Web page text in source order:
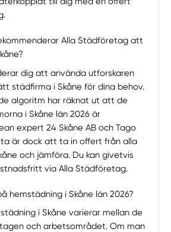
Alla Städföretag att
dig att använda utforskaren
städfirma i Skåne för dina behov.
algoritm har räknat ut att de
i Skåne län 2026 är
expert 24 Skåne AB och Tago
är dock att ta in offert från alla
och jämföra. Du kan givetvis
via Alla Städföretag.
hemstädning i Skåne län 2026?
i Skåne varierar mellan de
och arbetsområdet. Om man